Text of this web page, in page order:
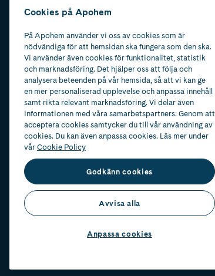
Cookies på Apohem
På Apohem använder vi oss av cookies som är
nödvändiga för att hemsidan ska fungera som den ska.
Vi använder även cookies för funktionalitet, statistik
och marknadsföring. Det hjälper oss att följa och
analysera beteenden på vår hemsida, så att vi kan ge
en mer personaliserad upplevelse och anpassa innehåll
samt rikta relevant marknadsföring. Vi delar även
informationen med våra samarbetspartners. Genom att
acceptera cookies samtycker du till vår användning av
cookies. Du kan även anpassa cookies. Läs mer under
vårCookie Policy
Godkänn cookies
Avvisa alla
Anpassa cookies